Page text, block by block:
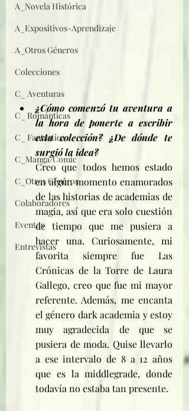
A_Novela Histórica
A_Expositivos-Aprendizaje
A_Otros Géneros
Colecciones
C_ Aventuras
C_ Románticas
C_ Fantástica
C_Manga/Comic
C_Otros Géneros
Colaboradores
Eventos
Entrevistas
¿Cómo comenzó tu aventura a
la hora de ponerte a escribir
esta colección? ¿De dónde te
surgió la idea?
Creo que todos hemos estado
en algún momento enamorados
de las historias de academias de
magia, así que era solo cuestión
de tiempo que me pusiera a
hacer una. Curiosamente, mi
favorita siempre fue Las
Crónicas de la Torre de Laura
Gallego, creo que fue mi mayor
referente. Además, me encanta
el género dark academia y estoy
muy agradecida de que se
pusiera de moda. Quise llevarlo
a ese intervalo de 8 a 12 años
que es la middlegrade, donde
todavía no estaba tan presente.